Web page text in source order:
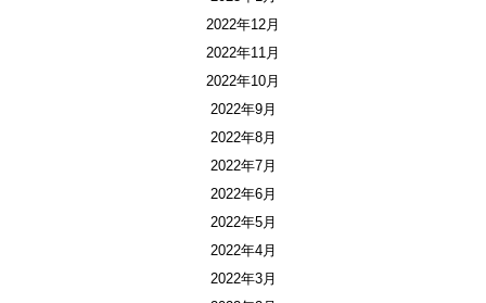
2022年12月
2022年11月
2022年10月
2022年9月
2022年8月
2022年7月
2022年6月
2022年5月
2022年4月
2022年3月